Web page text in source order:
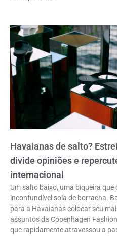
Havaianas de salto?
divide opiniões e
internacional
Um salto baixo, uma biqueira que
inconfundível sola de borracha.
para a Havaianas colocar seu
assuntos da Copenhagen
que rapidamente atravessou a